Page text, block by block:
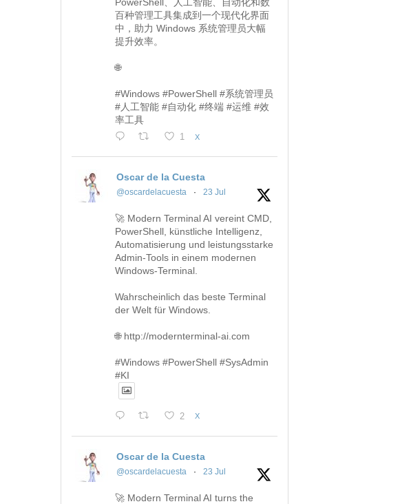
PowerShell、人工智能、自动化和数
百种管理工具集成到一个现代化界面
中，助力 Windows 系统管理员大幅
提升效率。
🌐
#Windows #PowerShell #系统管理员
#人工智能 #自动化 #终端 #运维 #效
率工具
1 X
Oscar de la Cuesta
@oscardelacuesta · 23 Jul
🚀 Modern Terminal AI vereint CMD,
PowerShell, künstliche Intelligenz,
Automatisierung und leistungsstarke
Admin-Tools in einem modernen
Windows-Terminal.
Wahrscheinlich das beste Terminal
der Welt für Windows.
🌐 http://modernterminal-ai.com
#Windows #PowerShell #SysAdmin
#KI
2 X
Oscar de la Cuesta
@oscardelacuesta · 23 Jul
🚀 Modern Terminal AI turns the